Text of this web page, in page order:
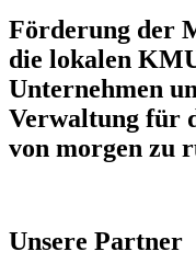
Förderung der
die lokalen
Unternehmen
Verwaltung für
von morgen zu
Unsere Partner